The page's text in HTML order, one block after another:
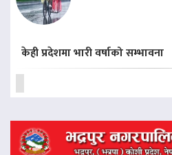
केही प्रदेशमा भारी वर्षाको सम्भावना